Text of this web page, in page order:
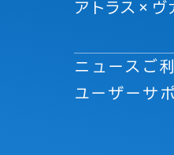
アトラス×ヴ
ニュースご
ユーザーサ